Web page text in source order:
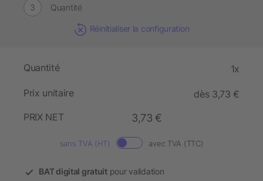
Quantité
Réinitialiser la configuration
Quantité 1x
Prix unitaire
dès 3,73 €
PRIX NET
3,73 €
sans TVA (HT) avec TVA (TTC)
BAT digital gratuitpour validation